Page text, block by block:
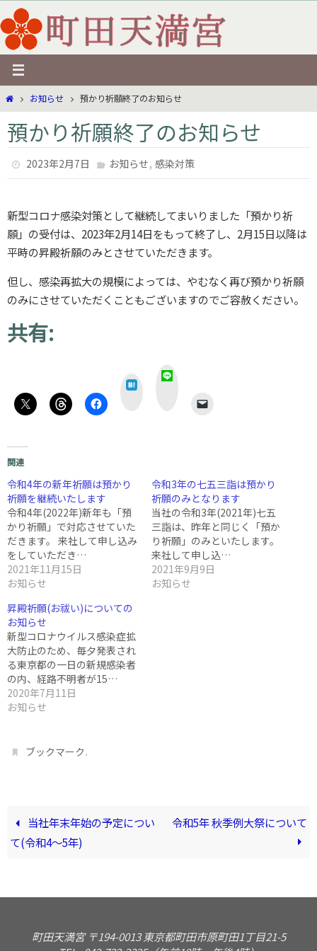
ン
テ
ツ
へ
キ
ホ
ー
ム
お知らせ 預かり祈願終了のお知らせ
預かり祈願終了のお知らせ
2023年2月7日 お知らせ, 感染対策
新型コロナ感染対策として継続してまいりました「預かり祈
願」の受付は、2023年2月14日をもって終了し、2月15日以降は
平時の昇殿祈願のみとさせていただきます。
但し、感染再拡大の規模によっては、やむなく再び預かり祈願
のみにさせていただくこともございますのでご容赦ください。
共有:
関連
令和4年の新年祈願は預かり
祈願を継続いたします
令和4年(2022年)新年も「預
かり祈願」で対応させていた
だきます。 来社して申し込み
をしていただき…
2021年11月15日
お知らせ
令和3年の七五三詣は預かり
祈願のみとなります
当社の令和3年(2021年)七五
三詣は、昨年と同じく「預か
り祈願」のみといたします。
来社して申し込…
2021年9月9日
お知らせ
昇殿祈願(お祓い)についての
お知らせ
新型コロナウイルス感染症拡
大防止のため、毎夕発表され
る東京都の一日の新規感染者
の内、経路不明者が15…
2020年7月11日
お知らせ
ブックマーク.
当社年末年始の予定につい
て(令和4〜5年)
令和5年 秋季例大祭について
町田天満宮 〒194-0013 東京都町田市原町田1丁目21-5